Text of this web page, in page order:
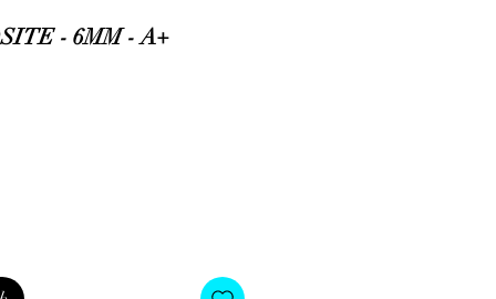
- 6MM - A+